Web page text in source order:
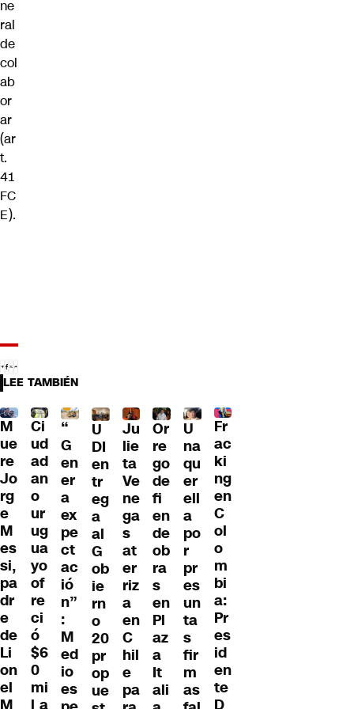
ne
ral
de
col
ab
or
ar
(ar
t.
41
FC
E).
LEE TAMBIÉN
M
ue
re
Jo
rg
e
M
es
si,
pa
dr
e
de
Li
on
el
Ci
ud
ad
an
o
ur
ug
ua
yo
of
re
ci
ó
$6
0
mi
“
G
en
er
a
ex
pe
ct
ac
ió
n”
:
M
ed
io
es
U
DI
en
tr
eg
a
al
G
ob
ie
rn
o
20
pr
op
ue
Ju
lie
ta
Ve
ne
ga
s
at
er
riz
a
en
C
hil
e
pa
Or
re
go
de
fi
en
de
ob
ra
s
en
Pl
az
a
It
ali
U
na
qu
er
ell
a
po
r
pr
es
un
ta
s
fir
m
as
Fr
ac
ki
ng
en
C
ol
o
m
bi
a:
Pr
es
id
en
te